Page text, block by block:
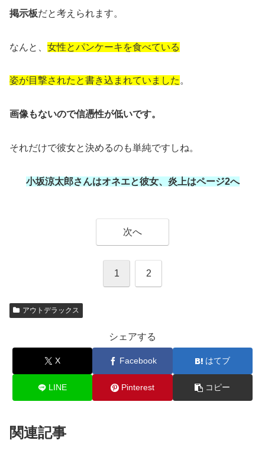
掲示板だと考えられます。
なんと、 女性とパンケーキを食べている
姿が目撃されたと書き込まれていました 。
画像もないので信憑性が低いです。
それだけで彼女と決めるのも単純ですしね。
小坂涼太郎さんはオネエと彼女、炎上はページ2へ
次へ
1 2
アウトデラックス
シェアする
X Facebook はてブ
LINE Pinterest コピー
関連記事